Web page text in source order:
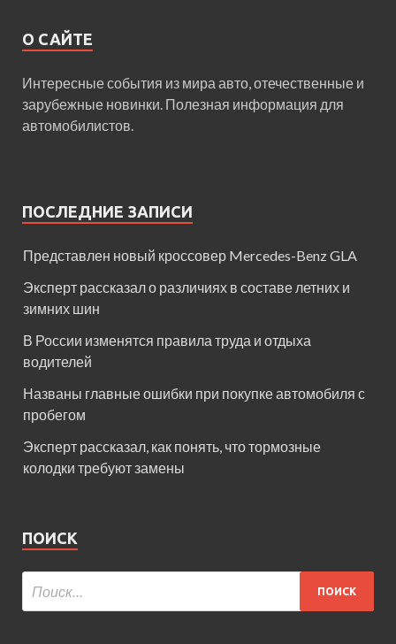
О САЙТЕ
Интересные события из мира авто, отечественные и
зарубежные новинки. Полезная информация для
автомобилистов.
ПОСЛЕДНИЕ ЗАПИСИ
Представлен новый кроссовер Mercedes-Benz GLA
Эксперт рассказал о различиях в составе летних и
зимних шин
В России изменятся правила труда и отдыха
водителей
Названы главные ошибки при покупке автомобиля с
пробегом
Эксперт рассказал, как понять, что тормозные
колодки требуют замены
ПОИСК